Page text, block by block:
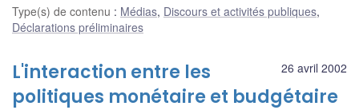
Type(s) de contenu : Médias, Discours et activités publiques,
Déclarations préliminaires
26 avril 2002
L'interaction entre les
politiques monétaire et budgétaire